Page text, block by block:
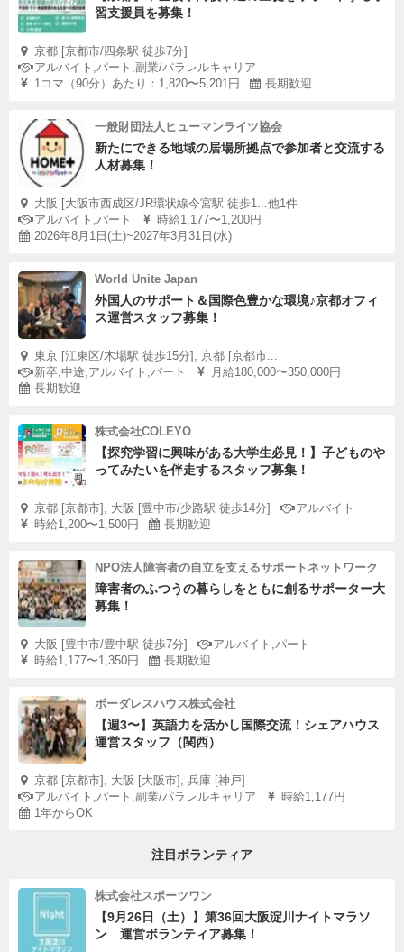
習支援員を募集！
京都 [京都市/四条駅 徒歩7分]
アルバイト,パート,副業/パラレルキャリア
1コマ（90分）あたり：1,820〜5,201円
長期歓迎
一般財団法人ヒューマンライツ協会
新たにできる地域の居場所拠点で参加者と交流する
人材募集！
大阪 [大阪市西成区/JR環状線今宮駅 徒歩1...他1件
アルバイト,パート
時給1,177〜1,200円
2026年8月1日(土)~2027年3月31日(水)
World Unite Japan
外国人のサポート＆国際色豊かな環境♪京都オフィ
ス運営スタッフ募集！
東京 [江東区/木場駅 徒歩15分], 京都 [京都市...
新卒,中途,アルバイト,パート
月給180,000〜350,000円
長期歓迎
株式会社COLEYO
【探究学習に興味がある大学生必見！】子どものや
ってみたいを伴走するスタッフ募集！
京都 [京都市], 大阪 [豊中市/少路駅 徒歩14分]
アルバイト
時給1,200〜1,500円
長期歓迎
NPO法人障害者の自立を支えるサポートネットワーク
障害者のふつうの暮らしをともに創るサポーター大
募集！
大阪 [豊中市/豊中駅 徒歩7分]
アルバイト,パート
時給1,177〜1,350円
長期歓迎
ボーダレスハウス株式会社
【週3〜】英語力を活かし国際交流！シェアハウス
運営スタッフ（関西）
京都 [京都市], 大阪 [大阪市], 兵庫 [神戸]
アルバイト,パート,副業/パラレルキャリア
時給1,177円
1年からOK
注目ボランティア
株式会社スポーツワン
【9月26日（土）】第36回大阪淀川ナイトマラソ
ン 運営ボランティア募集！